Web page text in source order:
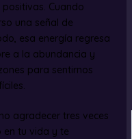
Cuando
una señal de
esa energía regresa
a la abundancia y
para sentirnos
agradecer tres veces
en tu vida y te